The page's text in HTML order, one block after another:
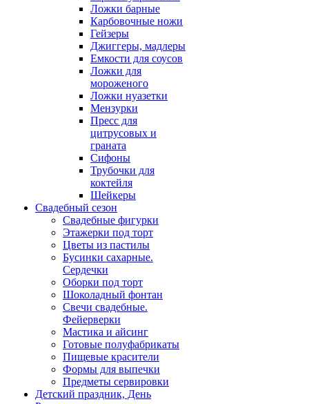
Ложки барные
Карбовочные ножи
Гейзеры
Джиггеры, мадлеры
Емкости для соусов
Ложки для
мороженого
Ложки нуазетки
Мензурки
Пресс для
цитрусовых и
граната
Сифоны
Трубочки для
коктейля
Шейкеры
Свадебный сезон
Свадебные фигурки
Этажерки под торт
Цветы из пастилы
Бусинки сахарные.
Сердечки
Оборки под торт
Шоколадный фонтан
Свечи свадебные.
Фейерверки
Мастика и айсинг
Готовые полуфабрикаты
Пищевые красители
Формы для выпечки
Предметы сервировки
Детский праздник, День